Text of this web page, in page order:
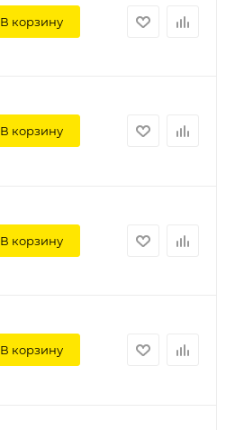
В корзину
В корзину
В корзину
В корзину